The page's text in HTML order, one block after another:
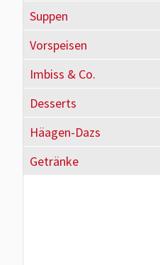
Suppen
Vorspeisen
Imbiss & Co.
Desserts
Häagen-Dazs
Getränke